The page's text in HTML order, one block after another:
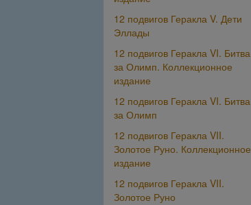
12 подвигов Геракла V. Дети
Эллады
12 подвигов Геракла VI. Битва
за Олимп. Коллекционное
издание
12 подвигов Геракла VI. Битва
за Олимп
12 подвигов Геракла VII.
Золотое Руно. Коллекционное
издание
12 подвигов Геракла VII.
Золотое Руно